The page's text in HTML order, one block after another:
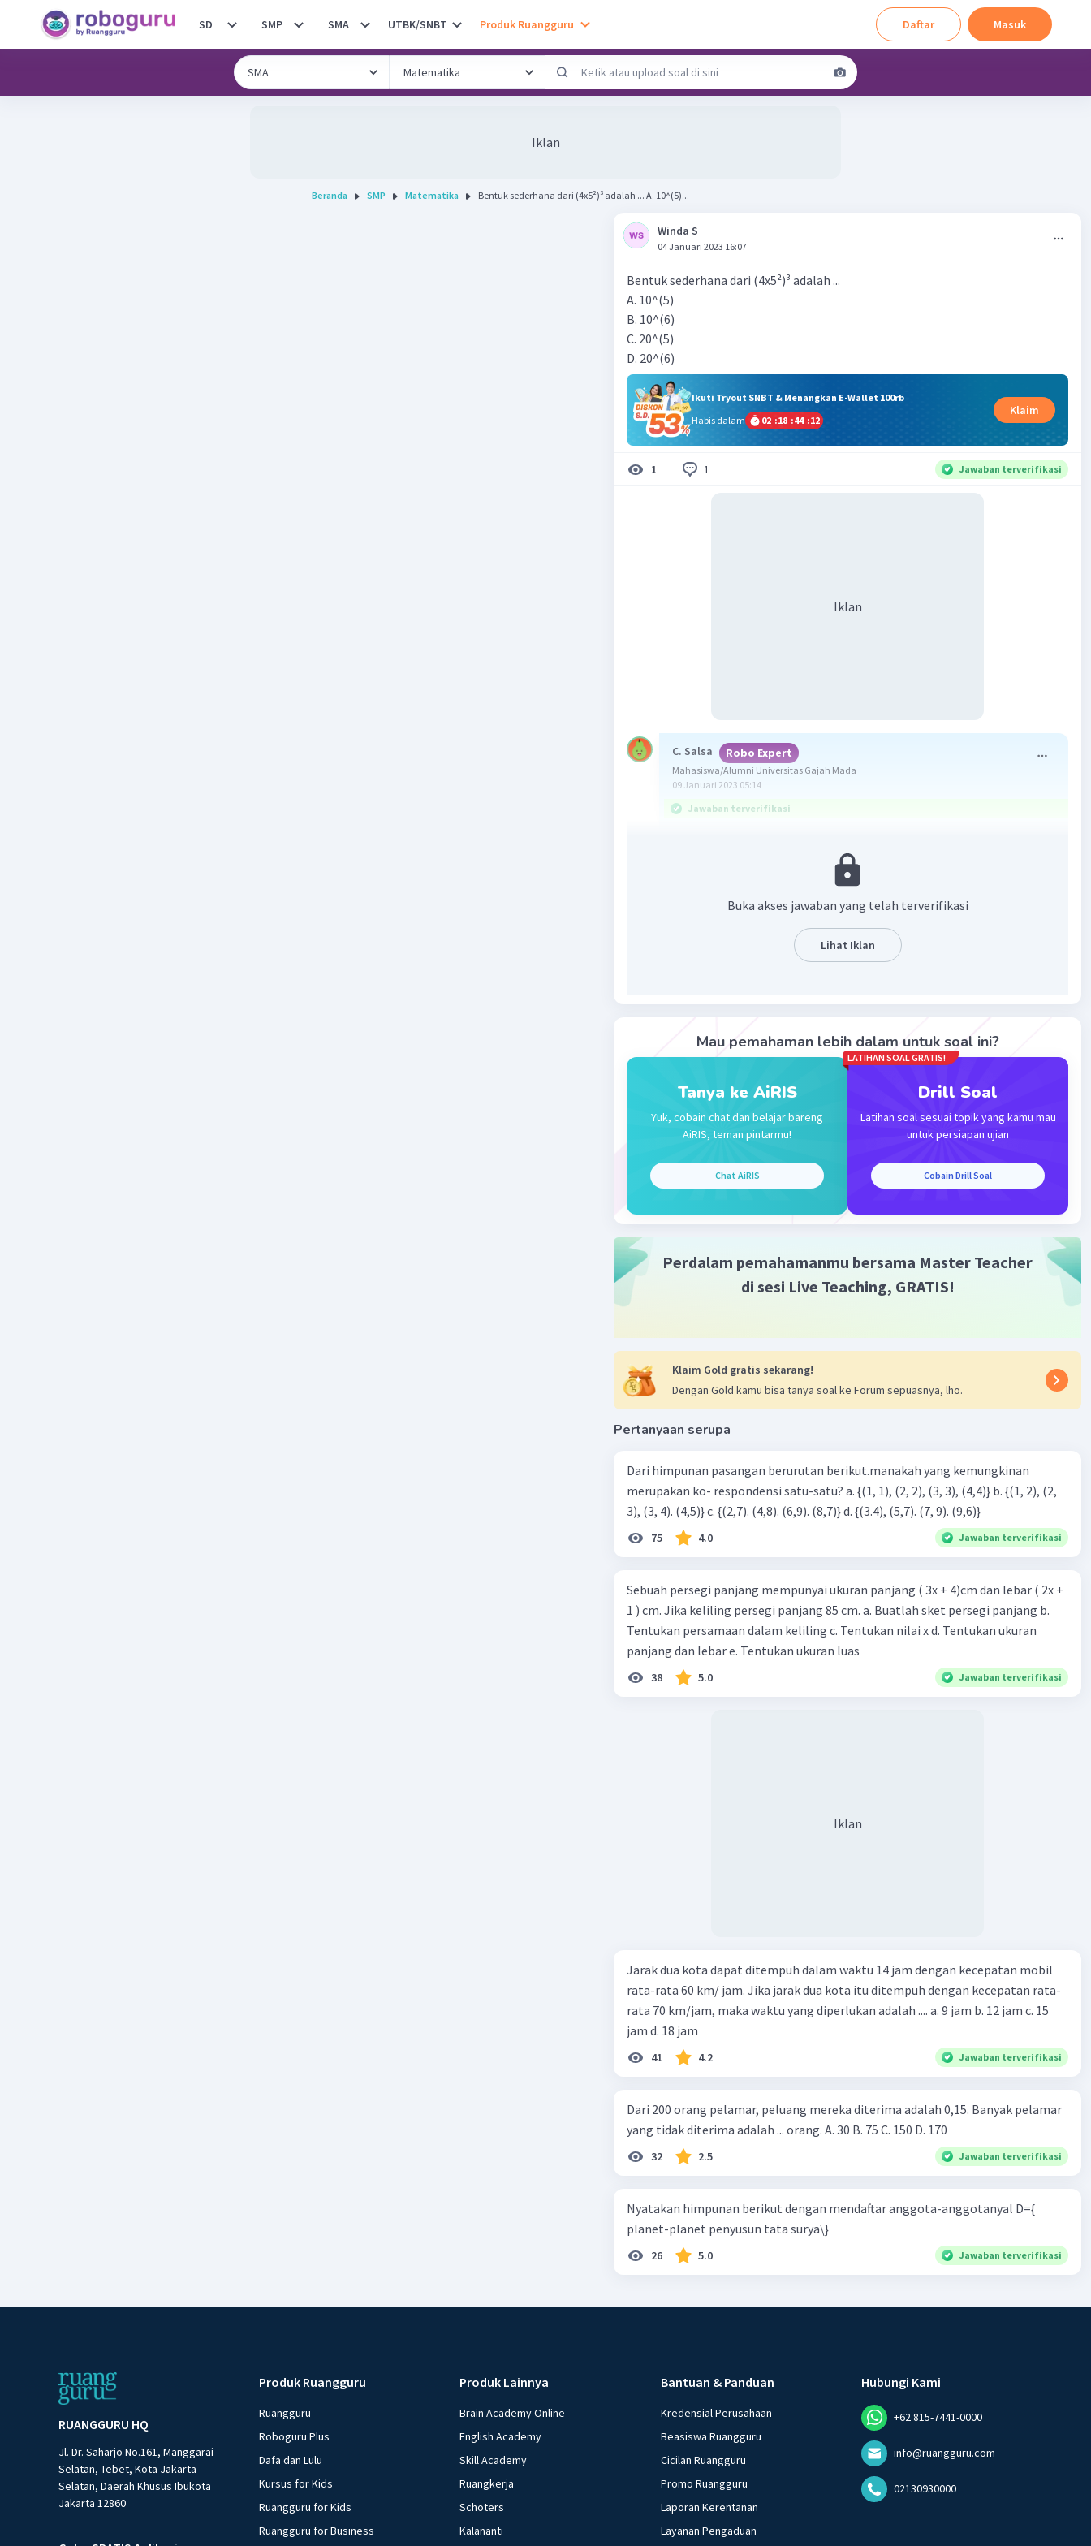
SD SMP SMA UTBK/SNBT Produk Ruangguru Daftar Masuk
Iklan
Beranda SMP Matematika Bentuk sederhana dari (4x5²)³ adalah ... A. 10^(5)...
Winda S
04 Januari 2023 16:07
Bentuk sederhana dari (4x5²)³ adalah ...
A. 10^(5)
B. 10^(6)
C. 20^(5)
D. 20^(6)
Ikuti Tryout SNBT & Menangkan E-Wallet 100rb
Habis dalam
02 :18 :44 :12
Klaim
1 1 Jawaban terverifikasi
Iklan
C. Salsa Robo Expert
Mahasiswa/Alumni Universitas Gajah Mada
09 Januari 2023 05:14
Jawaban terverifikasi
= (axb)m
= (10^(2))³
= 10^(6)
Jadi, (4x5²)³ = 10^(6)
Pilihan jawaban yang benar adalah B
Beri Rating·0.0(0) Balas
Buka akses jawaban yang telah terverifikasi
Lihat Iklan
Mau pemahaman lebih dalam untuk soal ini?
Tanya ke AiRIS
Yuk, cobain chat dan belajar bareng
AiRIS, teman pintarmu!
Chat AiRIS
LATIHAN SOAL GRATIS!
Drill Soal
Latihan soal sesuai topik yang kamu mau
untuk persiapan ujian
Cobain Drill Soal
Perdalam pemahamanmu bersama Master Teacher
di sesi Live Teaching, GRATIS!
Klaim Gold gratis sekarang!
Dengan Gold kamu bisa tanya soal ke Forum sepuasnya, lho.
Pertanyaan serupa
Dari himpunan pasangan berurutan berikut.manakah yang kemungkinan
merupakan ko- respondensi satu-satu? a. {(1, 1), (2, 2), (3, 3), (4,4)} b. {(1, 2), (2,
3), (3, 4). (4,5)} c. {(2,7). (4,8). (6,9). (8,7)} d. {(3.4), (5,7). (7, 9). (9,6)}
75 4.0 Jawaban terverifikasi
Sebuah persegi panjang mempunyai ukuran panjang ( 3x + 4)cm dan lebar ( 2x +
1 ) cm. Jika keliling persegi panjang 85 cm. a. Buatlah sket persegi panjang b.
Tentukan persamaan dalam keliling c. Tentukan nilai x d. Tentukan ukuran
panjang dan lebar e. Tentukan ukuran luas
38 5.0 Jawaban terverifikasi
Iklan
Jarak dua kota dapat ditempuh dalam waktu 14 jam dengan kecepatan mobil
rata-rata 60 km/ jam. Jika jarak dua kota itu ditempuh dengan kecepatan rata-
rata 70 km/jam, maka waktu yang diperlukan adalah .... a. 9 jam b. 12 jam c. 15
jam d. 18 jam
41 4.2 Jawaban terverifikasi
Dari 200 orang pelamar, peluang mereka diterima adalah 0,15. Banyak pelamar
yang tidak diterima adalah ... orang. A. 30 B. 75 C. 150 D. 170
32 2.5 Jawaban terverifikasi
Nyatakan himpunan berikut dengan mendaftar anggota-anggotanyal D={
planet-planet penyusun tata surya\}
26 5.0 Jawaban terverifikasi
RUANGGURU HQ
Jl. Dr. Saharjo No.161, Manggarai
Selatan, Tebet, Kota Jakarta
Selatan, Daerah Khusus Ibukota
Jakarta 12860
Produk Ruangguru
Ruangguru
Roboguru Plus
Dafa dan Lulu
Kursus for Kids
Ruangguru for Kids
Ruangguru for Business
Produk Lainnya
Brain Academy Online
English Academy
Skill Academy
Ruangkerja
Schoters
Kalananti
Bantuan & Panduan
Kredensial Perusahaan
Beasiswa Ruangguru
Cicilan Ruangguru
Promo Ruangguru
Laporan Kerentanan
Layanan Pengaduan
Hubungi Kami
+62 815-7441-0000
info@ruangguru.com
02130930000